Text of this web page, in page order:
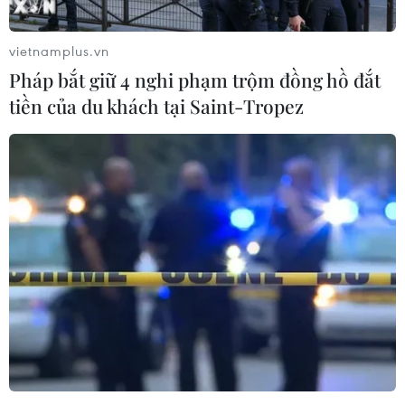
trọng trong công tác tổ chức thi.
(TTXVN/Vietnam+)
vietnamplus.vn
Pháp bắt giữ 4 nghi phạm trộm đồng hồ đắt
tiền của du khách tại Saint-Tropez